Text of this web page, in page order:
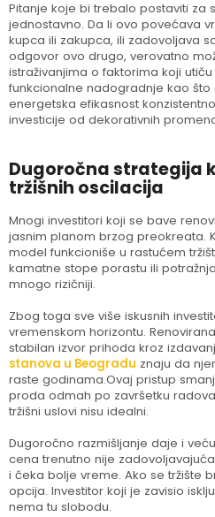
Pitanje koje bi trebalo postaviti za
jednostavno. Da li ovo povećava
kupca ili zakupca, ili zadovoljava
odgovor ovo drugo, verovatno
istraživanjima o faktorima koji
funkcionalne nadogradnje kao što
energetska efikasnost
investicije od dekorativnih
Dugoročna strategija
tržišnih oscilacija
Mnogi investitori koji se bave
jasnim planom brzog preokreata.
model funkcioniše u rastućem
kamatne stope porastu ili
mnogo rizičniji.
Zbog toga sve više iskusnih
vremenskom horizontu.
stabilan izvor prihoda kroz
stanova u Beogradu znaju da
raste godinama.Ovaj pristup
proda odmah po završetku
tržišni uslovi nisu idealni.
Dugoročno razmišljanje daje i
cena trenutno nije
i čeka bolje vreme. Ako se tržište
opcija. Investitor koji je zavisio
nema tu slobodu.